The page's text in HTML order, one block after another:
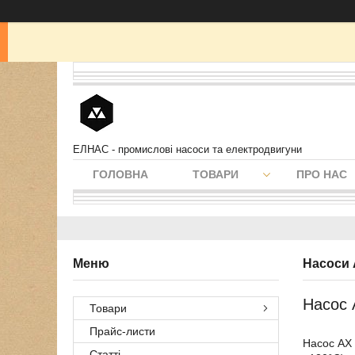
ЕЛНАС - промислові насоси та електродвигуни
ГОЛОВНА ТОВАРИ ПРО НАС
Насоси
Насос
Насос АХ
Товари
Прайс-листи